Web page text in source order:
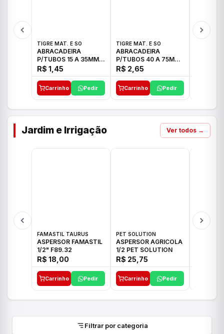
TIGRE MAT. E SO
ABRACADEIRA
P/TUBOS 15 A 35MM
TIGRE
R$ 1,45
Carrinho Pedir
TIGRE MAT. E SO
ABRACADEIRA
P/TUBOS 40 A 75MM
TIGRE
R$ 2,65
Carrinho Pedir
Jardim e Irrigação Ver todos →
FAMASTIL TAURUS
ASPERSOR FAMASTIL
1/2" F89.32
R$ 18,00
Carrinho Pedir
PET SOLUTION
ASPERSOR AGRICOLA
1/2 PET SOLUTION
R$ 25,75
Carrinho Pedir
Filtrar por categoria